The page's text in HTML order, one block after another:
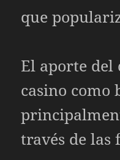
que
El aporte del
casino como
través de las